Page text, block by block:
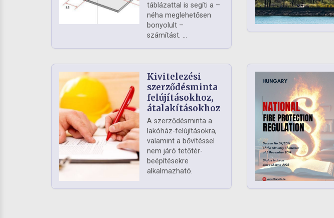
táblázattal is segíti a –
néha meglehetősen
bonyolult –
számítást. ...
Kivitelezési
szerződésminta
felújításokhoz,
átalakításokhoz
A szerződésminta a
lakóház-felújításokra,
valamint a bővítéssel
nem járó tetőtér-
beépítésekre
alkalmazható.